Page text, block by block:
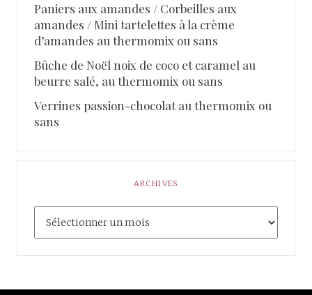
Paniers aux amandes / Corbeilles aux
amandes / Mini tartelettes à la crème
d’amandes au thermomix ou sans
Bûche de Noël noix de coco et caramel au
beurre salé, au thermomix ou sans
Verrines passion-chocolat au thermomix ou
sans
ARCHIVES